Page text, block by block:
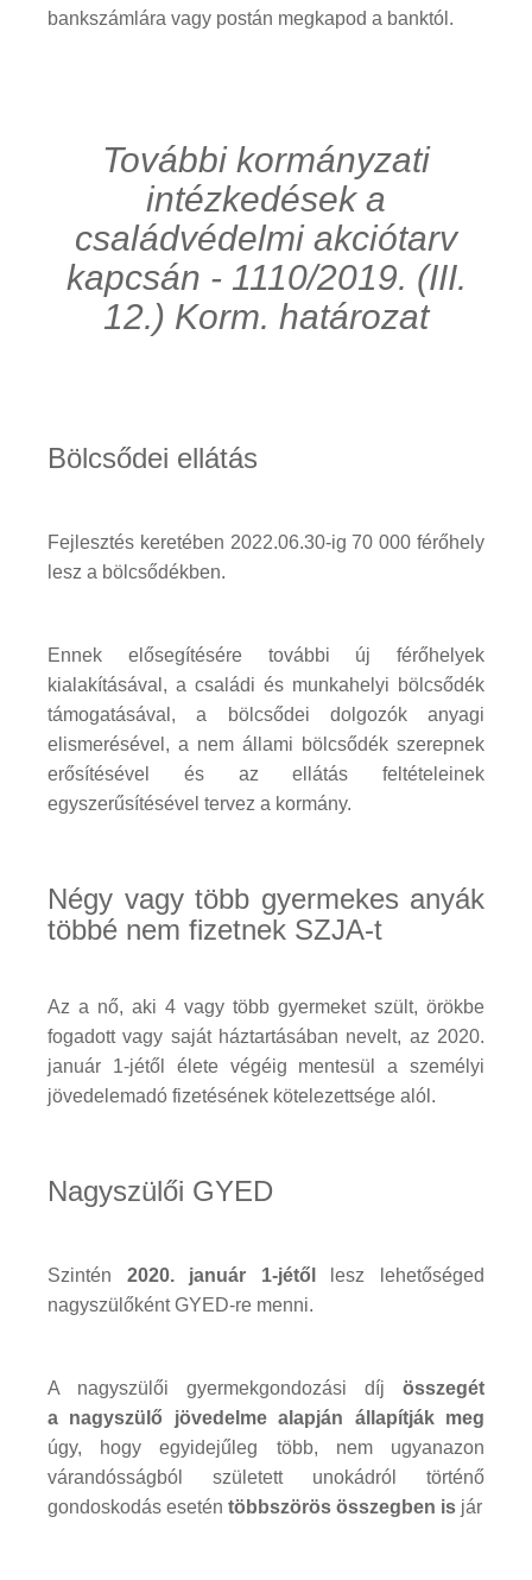
bankszámlára vagy postán megkapod a banktól.
További kormányzati
intézkedések a
családvédelmi akciótarv
kapcsán - 1110/2019. (III.
12.) Korm. határozat
Bölcsődei ellátás
Fejlesztés keretében 2022.06.30-ig 70 000 férőhely
lesz a bölcsődékben.
Ennek elősegítésére további új férőhelyek
kialakításával, a családi és munkahelyi bölcsődék
támogatásával, a bölcsődei dolgozók anyagi
elismerésével, a nem állami bölcsődék szerepnek
erősítésével és az ellátás feltételeinek
egyszerűsítésével tervez a kormány.
Négy vagy több gyermekes anyák
többé nem fizetnek SZJA-t
Az a nő, aki 4 vagy több gyermeket szült, örökbe
fogadott vagy saját háztartásában nevelt, az 2020.
január 1-jétől élete végéig mentesül a személyi
jövedelemadó fizetésének kötelezettsége alól.
Nagyszülői GYED
Szintén 2020. január 1-jétől
lesz lehetőséged
nagyszülőként GYED-re menni.
A nagyszülői gyermekgondozási díj összegét
a nagyszülő jövedelme alapján állapítják meg
úgy, hogy egyidejűleg több, nem ugyanazon
várandósságból született unokádról történő
gondoskodás esetén többszörös összegben is jár